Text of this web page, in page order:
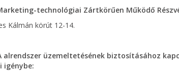
technológiai Zártkörűen Működő
Kálmán körút 12-14.
alrendszer üzemeltetésének biztosításához
igénybe: